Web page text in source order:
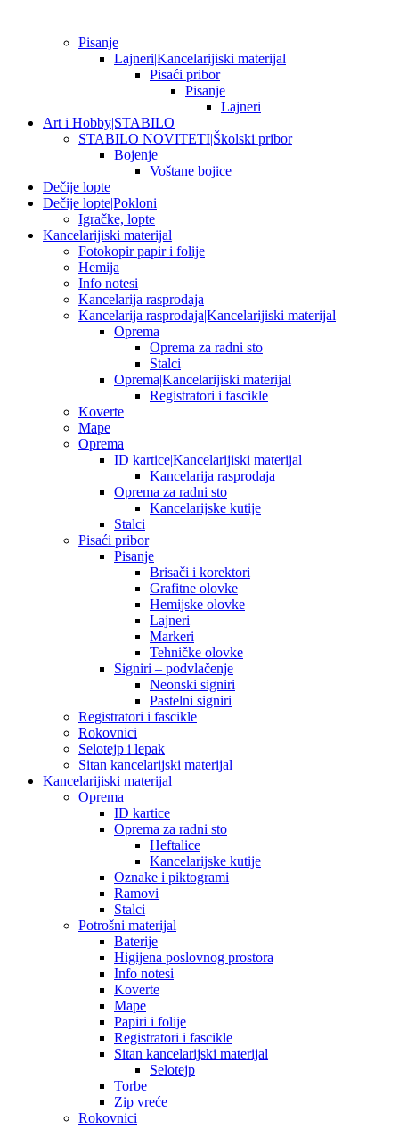
Pisanje
Lajneri|Kancelarijiski materijal
Pisaći pribor
Pisanje
Lajneri
Art i Hobby|STABILO
STABILO NOVITETI|Školski pribor
Bojenje
Voštane bojice
Dečije lopte
Dečije lopte|Pokloni
Igračke, lopte
Kancelarijiski materijal
Fotokopir papir i folije
Hemija
Info notesi
Kancelarija rasprodaja
Kancelarija rasprodaja|Kancelarijiski materijal
Oprema
Oprema za radni sto
Stalci
Oprema|Kancelarijiski materijal
Registratori i fascikle
Koverte
Mape
Oprema
ID kartice|Kancelarijiski materijal
Kancelarija rasprodaja
Oprema za radni sto
Kancelarijske kutije
Stalci
Pisaći pribor
Pisanje
Brisači i korektori
Grafitne olovke
Hemijske olovke
Lajneri
Markeri
Tehničke olovke
Signiri – podvlačenje
Neonski signiri
Pastelni signiri
Registratori i fascikle
Rokovnici
Selotejp i lepak
Sitan kancelarijski materijal
Kancelarijiski materijal
Oprema
ID kartice
Oprema za radni sto
Heftalice
Kancelarijske kutije
Oznake i piktogrami
Ramovi
Stalci
Potrošni materijal
Baterije
Higijena poslovnog prostora
Info notesi
Koverte
Mape
Papiri i folije
Registratori i fascikle
Sitan kancelarijski materijal
Selotejp
Torbe
Zip vreće
Rokovnici